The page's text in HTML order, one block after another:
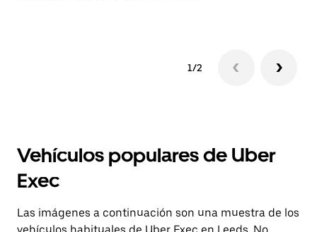
1/2
Vehículos populares de Uber
Exec
Las imágenes a continuación son una muestra de los